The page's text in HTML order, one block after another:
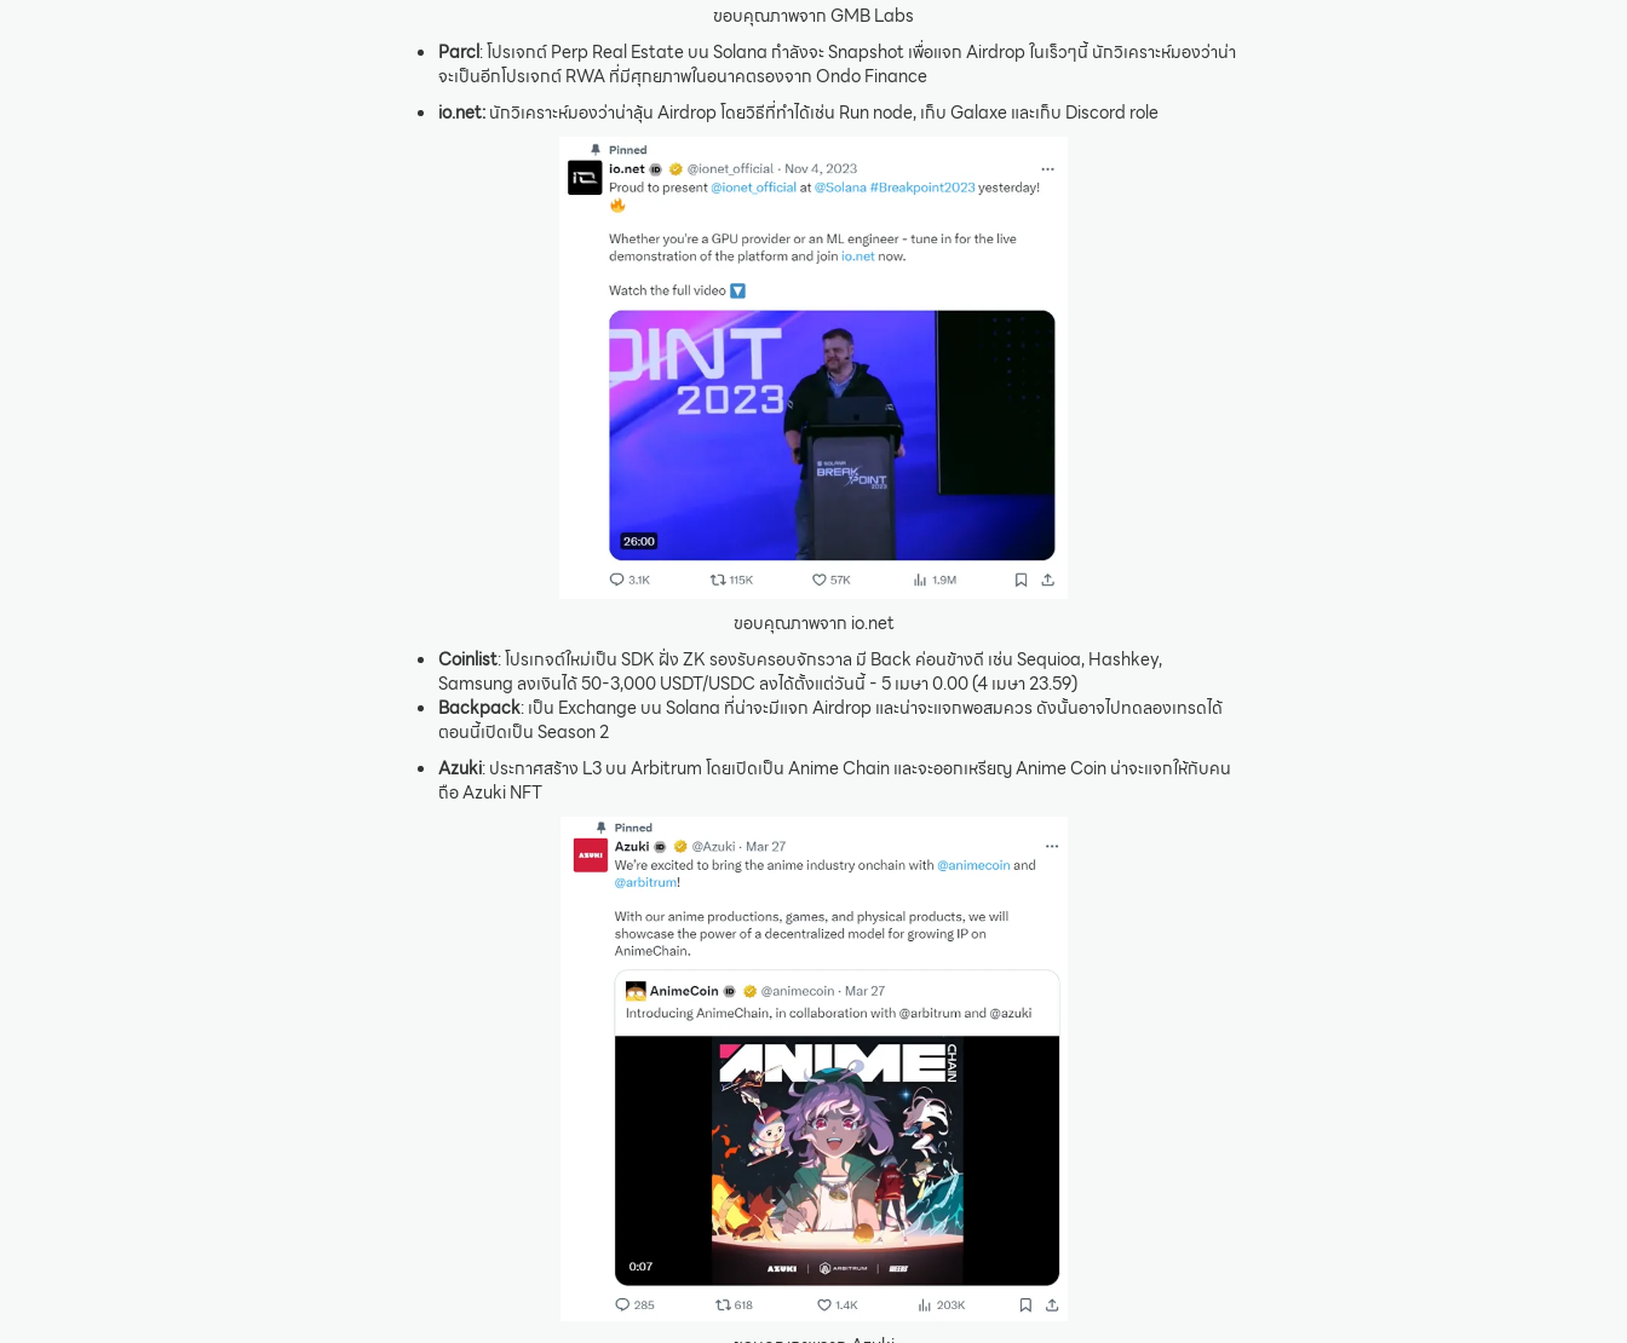
ขอบคุณภาพจาก GMB Labs
Parcl: โปรเจกต์ Perp Real Estate บน Solana กำลังจะ Snapshot เพื่อแจก Airdrop ในเร็วๆนี้ นักวิเคราะห์มองว่าน่า
จะเป็นอีกโปรเจกต์ RWA ที่มีศุกยภาพในอนาคตรองจาก Ondo Finance
io.net:นักวิเคราะห์มองว่าน่าลุ้น Airdrop โดยวิธีที่ทำได้เช่น Run node, เก็บ Galaxe และเก็บ Discord role
ขอบคุณภาพจาก io.net
Coinlist: โปรเกจต์ใหม่เป็น SDK ฝั่ง ZK รองรับครอบจักรวาล มี Back ค่อนข้างดี เช่น Sequioa, Hashkey,
Samsung ลงเงินได้ 50-3,000 USDT/USDC ลงได้ตั้งแต่วันนี้ - 5 เมษา 0.00 (4 เมษา 23.59)
Backpack: เป็น Exchange บน Solana ที่น่าจะมีแจก Airdrop และน่าจะแจกพอสมควร ดังนั้นอาจไปทดลองเทรดได้
ตอนนี้เปิดเป็น Season 2
Azuki: ประกาศสร้าง L3 บน Arbitrum โดยเปิดเป็น Anime Chain และจะออกเหรียญ Anime Coin น่าจะแจกให้กับคน
ถือ Azuki NFT